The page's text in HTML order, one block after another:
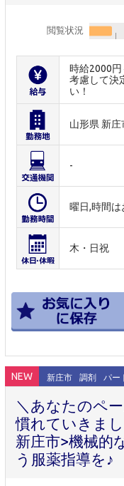
閲覧状況
時給2000
考慮して決
い！
山形県 新庄
-
曜日,時間
木・日祝
NEW 新庄市 調剤 パー
＼あなたのペ
慣れていきま
新庄市>機械的
う服薬指導を♪